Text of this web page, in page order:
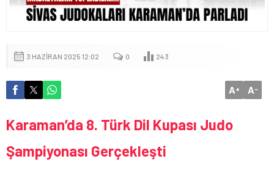
3 HAZIRAN 2025 12:02 0 243
A+ A-
Karaman’da 8. Türk Dil Kupası Judo
Şampiyonası Gerçekleşti